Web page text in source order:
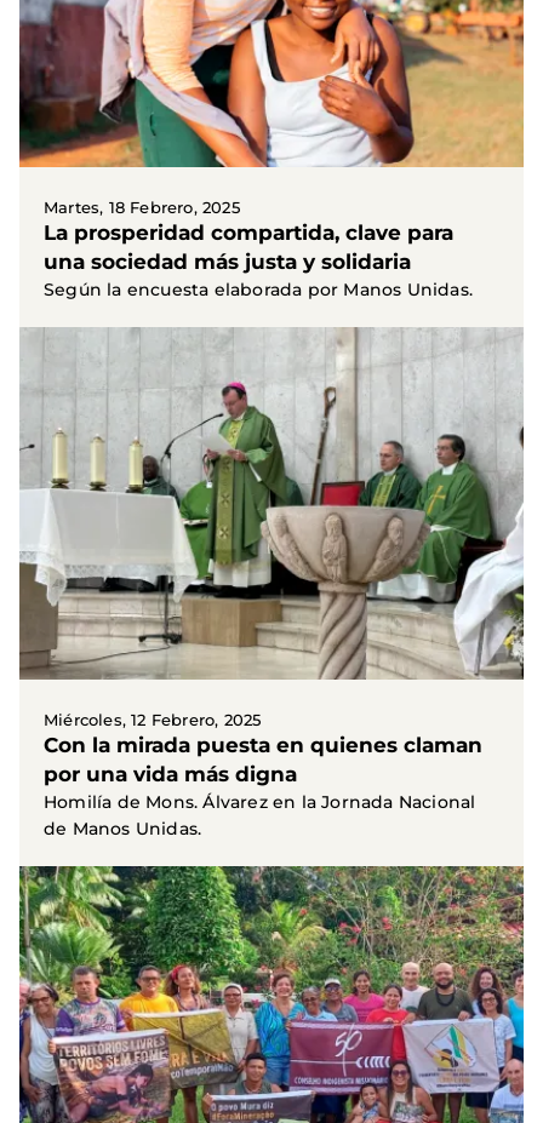
Martes, 18 Febrero, 2025
La prosperidad compartida, clave para
una sociedad más justa y solidaria
Según la encuesta elaborada por Manos Unidas.
Miércoles, 12 Febrero, 2025
Con la mirada puesta en quienes claman
por una vida más digna
Homilía de Mons. Álvarez en la Jornada Nacional
de Manos Unidas.